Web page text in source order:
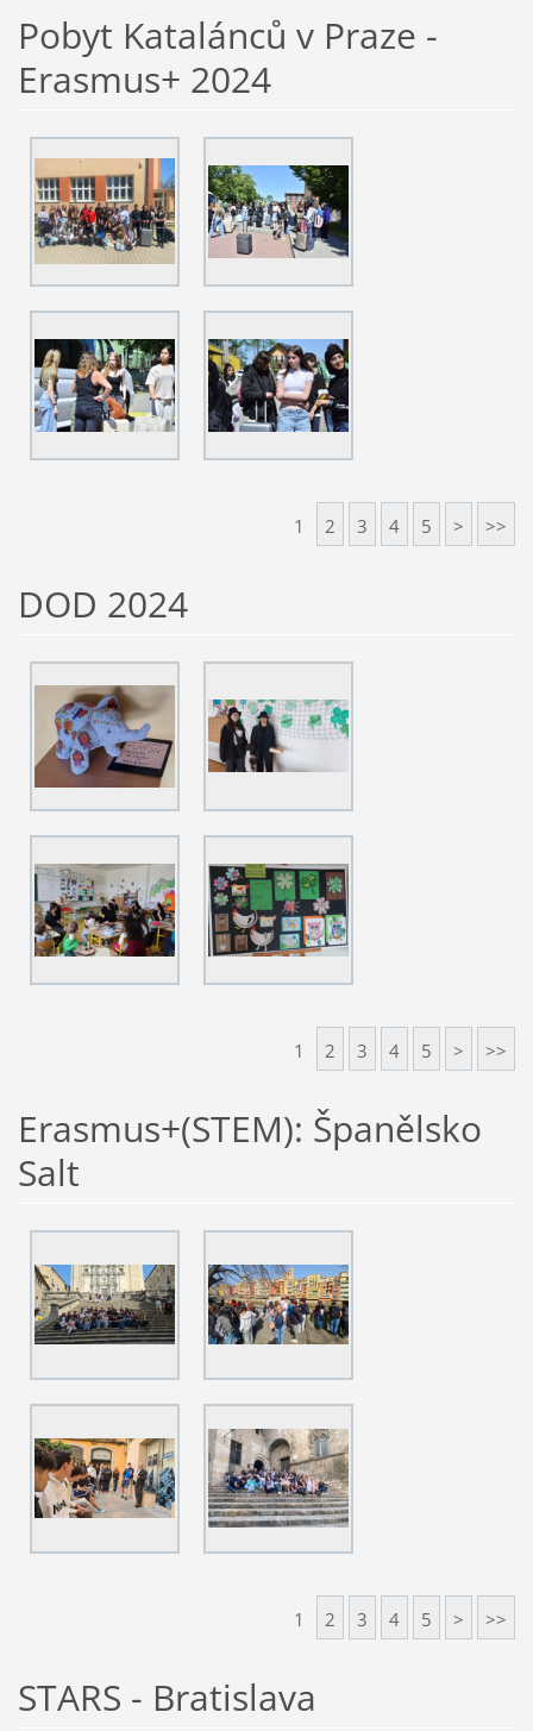
Pobyt Katalánců v Praze -
Erasmus+ 2024
1 2 3 4 5 > >>
DOD 2024
1 2 3 4 5 > >>
Erasmus+(STEM): Španělsko
Salt
1 2 3 4 5 > >>
STARS - Bratislava